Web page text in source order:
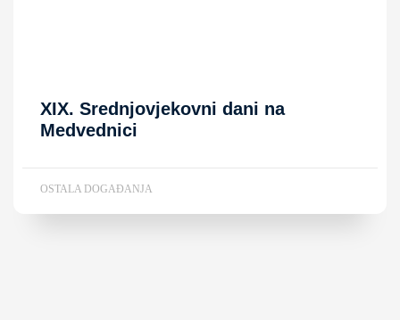
XIX. Srednjovjekovni dani na
Medvednici
OSTALA DOGAĐANJA